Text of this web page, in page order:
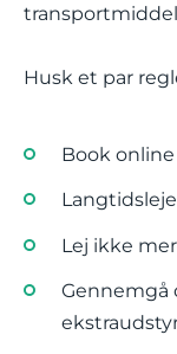
Husk et par
Book
Lej ikke
Gennemgå